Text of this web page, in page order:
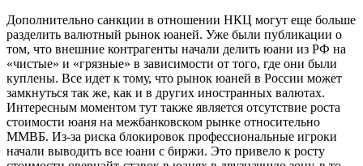
Дополнительно санкции в отношении НКЦ могут еще больше
разделить валютный рынок юаней. Уже были публикации о
том, что внешние контрагенты начали делить юани из РФ на
«чистые» и «грязные» в зависимости от того, где они были
куплены. Все идет к тому, что рынок юаней в России может
замкнуться так же, как и в других иностранных валютах.
Интересным моментом тут также является отсутствие роста
стоимости юаня на межбанковском рынке относительно
ММВБ. Из-за риска блокировок профессиональные игроки
начали выводить все юани с биржи. Это привело к росту